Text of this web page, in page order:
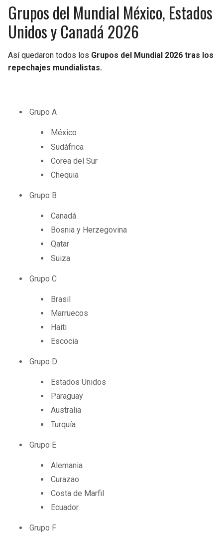
Grupos del Mundial México, Estados
Unidos y Canadá 2026
Así quedaron todos los Grupos del Mundial 2026 tras los
repechajes mundialistas.
Grupo A
México
Sudáfrica
Corea del Sur
Chequia
Grupo B
Canadá
Bosnia y Herzegovina
Qatar
Suiza
Grupo C
Brasil
Marruecos
Haiti
Escocia
Grupo D
Estados Unidos
Paraguay
Australia
Turquía
Grupo E
Alemania
Curazao
Costa de Marfil
Ecuador
Grupo F